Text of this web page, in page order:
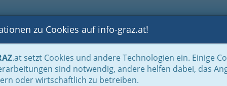
BLOGS FOTOS GASTRONOMIE BRANCHEN
zu Cookies auf info-graz.at!
.at setzt Cookies und andere Technologien ein. Einige
sind notwendig, andere helfen dabei, das
oder wirtschaftlich zu betreiben.
Der Handel nach WKO-Gliederung
Versicherungsagent Graz und Umgebung
Gewerbe